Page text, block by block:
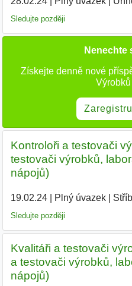
Sledujte později
Nenechte
Získejte denně nové
Kontroloři a testovači
testovači výrobků,
nápojů)
19.02.24| Plný úvazek|
Sledujte později
Kvalitáři a testovači
a testovači výrobků,
nápojů)